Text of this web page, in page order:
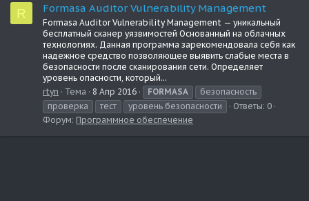
R Formasa Auditor Vulnerability Management
Formasa Auditor Vulnerability Management — уникальный
бесплатный сканер уязвимостей Основанный на облачных
технологиях. Данная программа зарекомендовала себя как
надежное средство позволяющее выявить слабые места в
безопасности после сканирования сети. Определяет
уровень опасности, который...
rtyn
Тема 8 Апр 2016 FORMASA
безопасность
проверка
тест уровень безопасности
Ответы: 0
Форум: Программное обеспечение